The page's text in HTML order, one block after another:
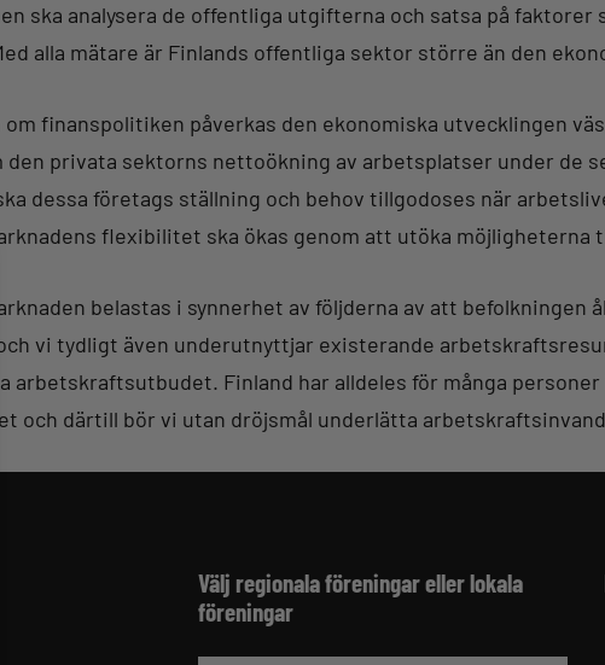
ska analysera de offentliga utgifterna och satsa på
alla mätare är Finlands offentliga sektor större än den
om finanspolitiken påverkas den ekonomiska utvecklingen
den privata sektorns nettoökning av arbetsplatser under de
dessa företags ställning och behov tillgodoses när
flexibilitet ska ökas genom att utöka möjligheterna
belastas i synnerhet av följderna av att befolkningen
och vi tydligt även underutnyttjar existerande
arbetskraftsutbudet. Finland har alldeles för många
och därtill bör vi utan dröjsmål underlätta
Välj regionala föreningar eller lokala
föreningar